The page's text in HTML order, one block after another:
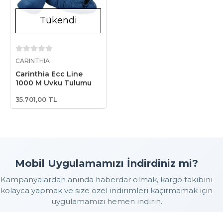
Tükendi
CARINTHIA
Carinthia Ecc Line
1000 M Uyku Tulumu
35.701,00 TL
Mobil Uygulamamızı İndirdiniz mi?
Kampanyalardan anında haberdar olmak, kargo takibini
kolayca yapmak ve size özel indirimleri kaçırmamak için
uygulamamızı hemen indirin.